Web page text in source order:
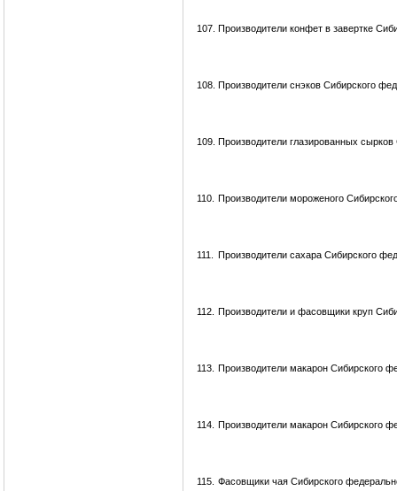
107. Производители конфет в завертке
108. Производители снэков Сибирского
109. Производители глазированных
110. Производители мороженого
111. Производители сахара Сибирского
112. Производители и фасовщики круп
113. Производители макарон Сибирского
114. Производители макарон Сибирского
115. Фасовщики чая Сибирского